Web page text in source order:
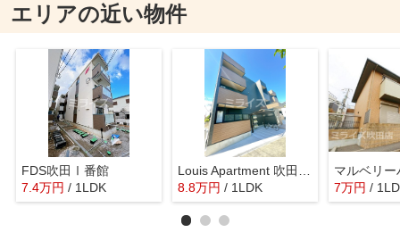
エリアの近い物件
FDS吹田Ⅰ番館
7.4万円 / 1LDK
8.8万円 / 1LDK
マルベリー
7万円 /